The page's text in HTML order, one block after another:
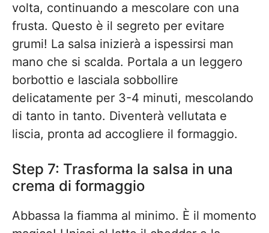
volta, continuando a mescolare con una
frusta. Questo è il segreto per evitare
grumi! La salsa inizierà a ispessirsi man
mano che si scalda. Portala a un leggero
borbottio e lasciala sobbollire
delicatamente per 3-4 minuti, mescolando
di tanto in tanto. Diventerà vellutata e
liscia, pronta ad accogliere il formaggio.
Step 7: Trasforma la salsa in una
crema di formaggio
Abbassa la fiamma al minimo. È il momento